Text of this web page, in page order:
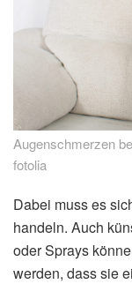
Augenschmerzen
fotolia
Dabei muss es
handeln. Auch
oder Sprays
werden, dass sie